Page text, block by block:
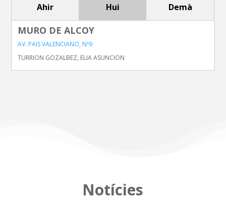
Ahir Hui Demà
MURO DE ALCOY
AV. PAIS VALENCIANO, Nº9
TURRION GOZALBEZ, ELIA ASUNCION
Notícies